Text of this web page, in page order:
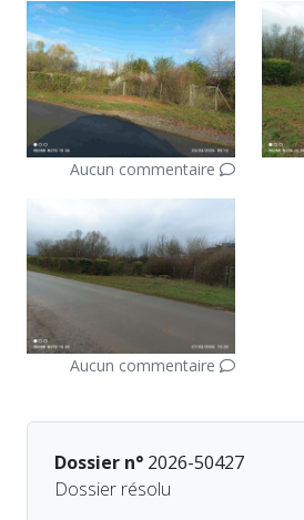
Aucun commentaire
Aucun commentaire
Dossier n° 2026-50427
Dossier résolu